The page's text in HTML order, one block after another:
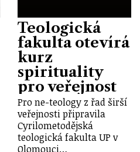
Teologická
fakulta otevírá
kurz
spirituality
pro veřejnost
Pro ne-teology z řad širší
veřejnosti připravila
Cyrilometodějská
teologická fakulta UP v
Olomouci…